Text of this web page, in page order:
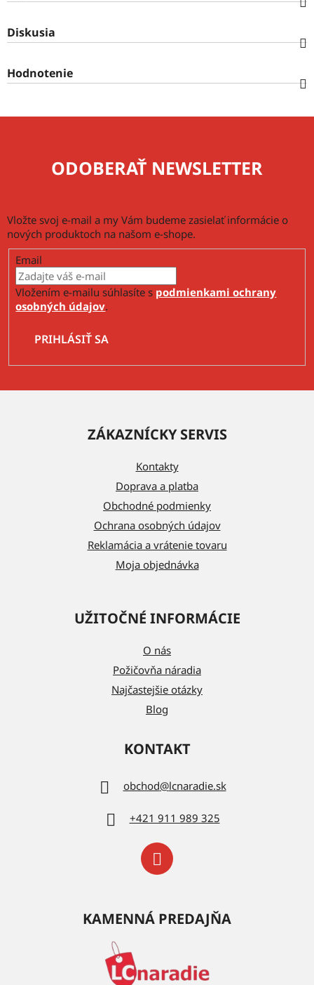
Diskusia
Hodnotenie
ODOBERAŤ NEWSLETTER
Vložte svoj e-mail a my Vám budeme zasielať informácie o
nových produktoch na našom e-shope.
Email
Vložením e-mailu súhlasíte s podmienkami ochrany
osobných údajov.
PRIHLÁSIŤ SA
ZÁKAZNÍCKY SERVIS
Kontakty
Doprava a platba
Obchodné podmienky
Ochrana osobných údajov
Reklamácia a vrátenie tovaru
Moja objednávka
UŽITOČNÉ INFORMÁCIE
O nás
Požičovňa náradia
Najčastejšie otázky
Blog
KONTAKT
obchod@lcnaradie.sk
+421 911 989 325
KAMENNÁ PREDAJŇA